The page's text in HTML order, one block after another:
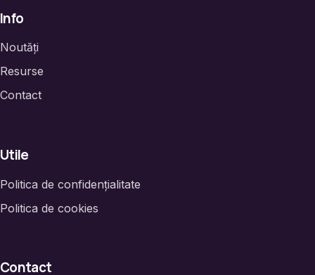
Info
Noutăți
Resurse
Contact
Utile
Politica de confidențialitate
Politica de cookies
Contact